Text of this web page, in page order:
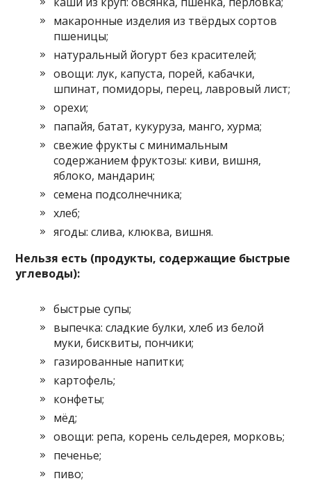
макаронные изделия из твёрдых сортов
пшеницы;
натуральный йогурт без красителей;
овощи: лук, капуста, порей, кабачки,
шпинат, помидоры, перец, лавровый лист;
орехи;
папайя, батат, кукуруза, манго, хурма;
свежие фрукты с минимальным
содержанием фруктозы: киви, вишня,
яблоко, мандарин;
семена подсолнечника;
хлеб;
ягоды: слива, клюква, вишня.
Нельзя есть (продукты, содержащие быстрые
углеводы):
быстрые супы;
выпечка: сладкие булки, хлеб из белой
муки, бисквиты, пончики;
газированные напитки;
картофель;
конфеты;
мёд;
овощи: репа, корень сельдерея, морковь;
печенье;
пиво;